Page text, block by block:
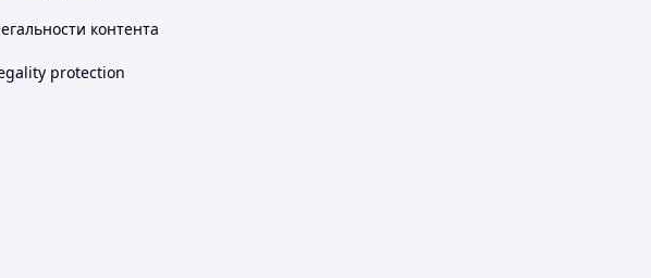
лица,
в
контента
protection